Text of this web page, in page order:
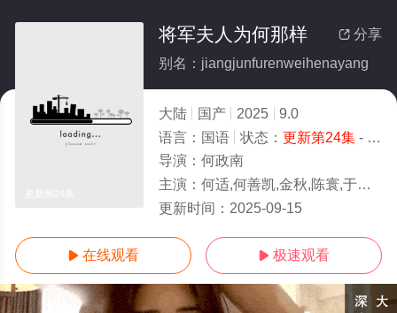
 分享
将军夫人为何那样
别名：jiangjunfurenweihenayang
大陆 国产 2025
9.0
语言： 国语 状态： 更新第24集- 免费观看
导演： 何政南
主演： 何适,何善凯,金秋,陈寰,于昕仡
更新时间： 2025-09-15
 在线观看  极速观看